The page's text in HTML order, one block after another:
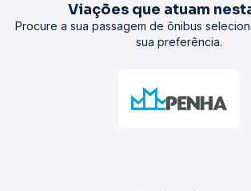
Viações que atuam
Procure a sua passagem de ônibus
sua preferência.